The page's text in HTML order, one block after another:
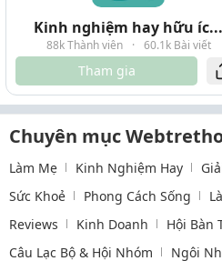
Kinh nghiệm hay hữu íc...
88k Thành viên · 60.1k Bài viết
Tham gia
Chuyên mục
Làm Mẹ Kinh Nghiệm Hay
Sức Khoẻ
Phong Cách Sống
Reviews
Kinh Doanh Hội Bàn
Câu Lạc Bộ & Hội Nhóm
Ngôi